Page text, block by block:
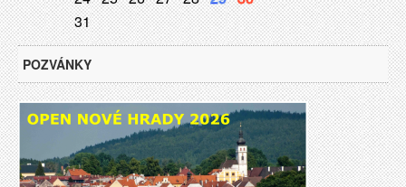
31
POZVÁNKY